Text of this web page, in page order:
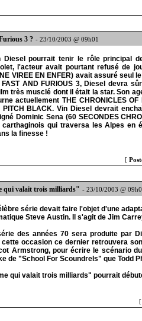
3 ? - 23/10/2003 @ 09h01
Diesel pourrait tenir le rôle principal
l'acteur avait pourtant refusé de
VIREE EN ENFER) avait assuré seul
AND FURIOUS 3, Diesel devra
très musclé dont il était la star. Son
actuellement THE CHRONICLES
BLACK. Vin Diesel devrait
Dominic Sena (60 SECONDES
qui traversa les Alpes en
la finesse !
[
qui valait trois milliards" - 23/10/2003 @
série devait faire l'objet d'une
Steve Austin. Il s'agit de Jim
des années 70 sera produite par
occasion ce dernier retrouvera
Armstrong, pour écrire le scénario
de "School For Scoundrels" que Todd
qui valait trois milliards" pourrait